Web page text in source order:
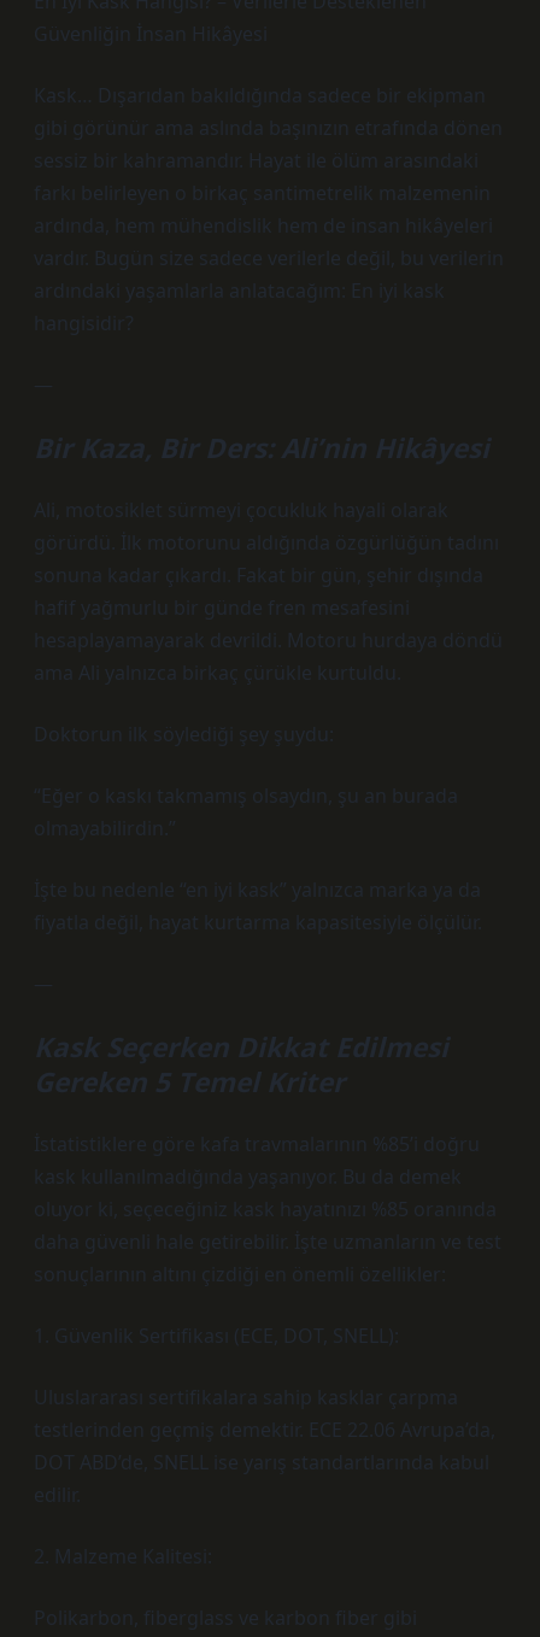
Güvenliğin İnsan Hikâyesi
Kask… Dışarıdan bakıldığında sadece bir ekipman
gibi görünür ama aslında başınızın etrafında dönen
sessiz bir kahramandır. Hayat ile ölüm arasındaki
farkı belirleyen o birkaç santimetrelik malzemenin
ardında, hem mühendislik hem de insan hikâyeleri
vardır. Bugün size sadece verilerle değil, bu verilerin
ardındaki yaşamlarla anlatacağım: En iyi kask
hangisidir?
—
Bir Kaza, Bir Ders: Ali’nin Hikâyesi
Ali, motosiklet sürmeyi çocukluk hayali olarak
görürdü. İlk motorunu aldığında özgürlüğün tadını
sonuna kadar çıkardı. Fakat bir gün, şehir dışında
hafif yağmurlu bir günde fren mesafesini
hesaplayamayarak devrildi. Motoru hurdaya döndü
ama Ali yalnızca birkaç çürükle kurtuldu.
Doktorun ilk söylediği şey şuydu:
“Eğer o kaskı takmamış olsaydın, şu an burada
olmayabilirdin.”
İşte bu nedenle “en iyi kask” yalnızca marka ya da
fiyatla değil, hayat kurtarma kapasitesiyle ölçülür.
—
Kask Seçerken Dikkat Edilmesi
Gereken 5 Temel Kriter
İstatistiklere göre kafa travmalarının %85’i doğru
kask kullanılmadığında yaşanıyor. Bu da demek
oluyor ki, seçeceğiniz kask hayatınızı %85 oranında
daha güvenli hale getirebilir. İşte uzmanların ve test
sonuçlarının altını çizdiği en önemli özellikler:
1. Güvenlik Sertifikası (ECE, DOT, SNELL):
Uluslararası sertifikalara sahip kasklar çarpma
testlerinden geçmiş demektir. ECE 22.06 Avrupa’da,
DOT ABD’de, SNELL ise yarış standartlarında kabul
edilir.
2. Malzeme Kalitesi:
Polikarbon, fiberglass ve karbon fiber gibi